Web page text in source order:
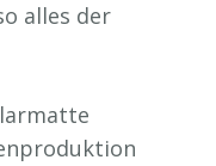
alles der